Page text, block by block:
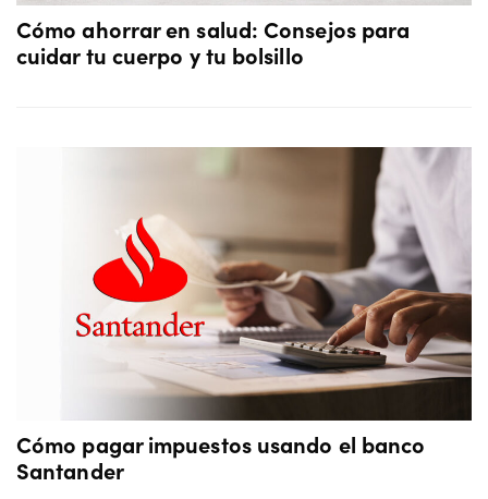
Cómo ahorrar en salud: Consejos para
cuidar tu cuerpo y tu bolsillo
Cómo pagar impuestos usando el banco
Santander